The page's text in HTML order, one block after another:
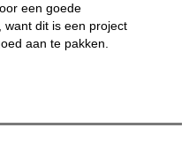
een goede
want dit is een project
aan te pakken.